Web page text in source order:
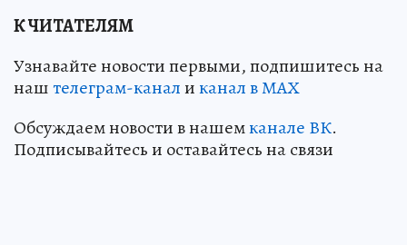
К ЧИТАТЕЛЯМ
Узнавайте новости первыми, подпишитесь на
наштелеграм-каналиканал в МАХ
Обсуждаем новости в нашемканале ВК.
Подписывайтесь и оставайтесь на связи